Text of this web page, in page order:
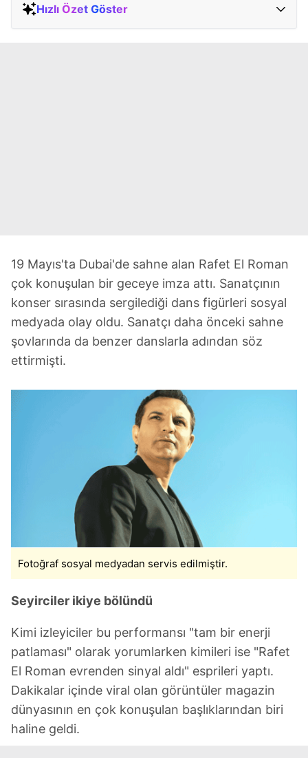
Hızlı Özet Göster
19 Mayıs'ta Dubai'de sahne alan Rafet El Roman
çok konuşulan bir geceye imza attı. Sanatçının
konser sırasında sergilediği dans figürleri sosyal
medyada olay oldu. Sanatçı daha önceki sahne
şovlarında da benzer danslarla adından söz
ettirmişti.
Fotoğraf sosyal medyadan servis edilmiştir.
Seyirciler ikiye bölündü
Kimi izleyiciler bu performansı "tam bir enerji
patlaması" olarak yorumlarken kimileri ise "Rafet
El Roman evrenden sinyal aldı" esprileri yaptı.
Dakikalar içinde viral olan görüntüler magazin
dünyasının en çok konuşulan başlıklarından biri
haline geldi.